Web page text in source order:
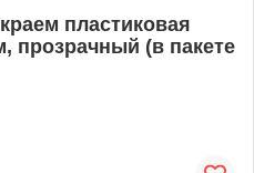
пластиковая
прозрачный (в пакете